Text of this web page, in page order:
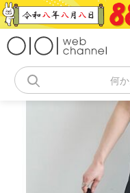
コ
ン
何